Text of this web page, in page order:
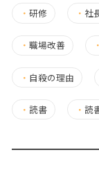
・ 研修 ・社
・ 職場改善 ・
・ 自殺の理由
・ 読書 ・読